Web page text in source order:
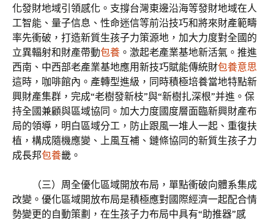
化發財地域引領感化。支撐台灣東邊沿海等發財地域在人
工智能、量子信息、性命迷信等前沿技巧和將來財產範疇
率先衝破，打造新質生孩子力策源地，加大力度對全國的
立異輻射和財產帶動包養 。激起老產業基地新活氣。推進
西南、中西部老產業基地應用新技巧賦能傳統財包養意思
這時，咖啡館內。產轉型進級，同時積極培養當地特點新
興財產集群，完成“老樹發新枝”與“新樹扎深根”并進。保
持全國兼顧與區域協同。加大力度國度層面臨新興財產布
局的領導，明白區域分工，防止跟風一堆人一起、重復扶
植，構成隨機應變、上風互補、鏈條協同的新質生孩子力
成長邦包養畿。
（三）周全優化區域開放布局，單點衝破向體系集成
改變。優化區域開放布局是積極應對國際經濟一起配合情
勢變更的自動策劃，在生孩子力布局中具有“助推器”感